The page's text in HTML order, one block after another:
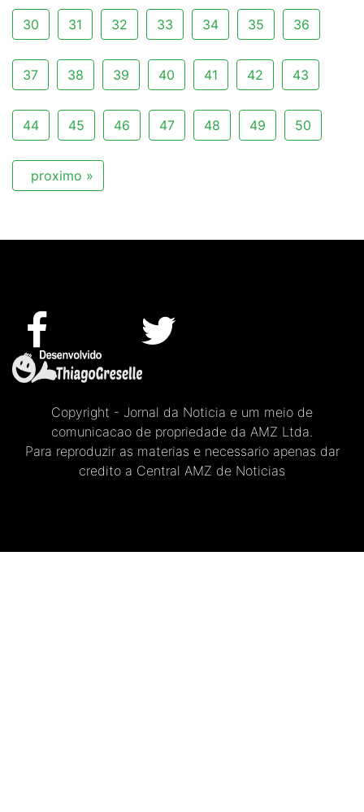
30 31 32 33 34 35 36
37 38 39 40 41 42 43
44 45 46 47 48 49 50
proximo »
Copyright - Jornal da Noticia e um meio de
comunicacao de propriedade da AMZ Ltda.
Para reproduzir as materias e necessario apenas dar
credito a Central AMZ de Noticias